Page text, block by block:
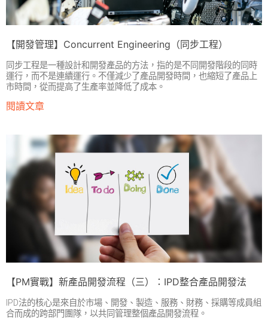
【開發管理】Concurrent Engineering（同步工程）
同步工程是一種設計和開發產品的方法，指的是不同開發階段的同時
運行，而不是連續運行。不僅減少了產品開發時間，也縮短了產品上
市時間，從而提高了生產率並降低了成本。
閱讀文章
【PM實戰】新產品開發流程（三）：IPD整合產品開發法
IPD法的核心是來自於市場、開發、製造、服務、財務、採購等成員組
合而成的跨部門團隊，以共同管理整個產品開發流程。